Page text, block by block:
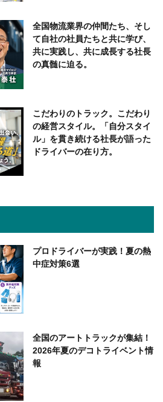
全国物流業界の仲間たち、そし
て自社の社員たちと共に学び、
共に実践し、共に成長する社長
の真髄に迫る。
こだわりのトラック。こだわり
の経営スタイル。「自分スタイ
ル」を貫き続ける社長が語った
ドライバーの在り方。
プロドライバーが実践！夏の熱
中症対策6選
全国のアートトラックが集結！
2026年夏のデコトライベント情
報